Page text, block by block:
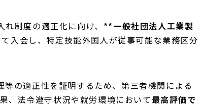
制度の適正化に向け、 **一般社団法人工業製
入会し、特定技能外国人が従事可能な業務区分
の適正性を証明するため、第三者機関による
、法令遵守状況や就労環境において 最高評価で